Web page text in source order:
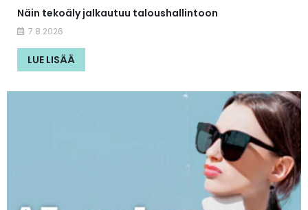
Näin tekoäly jalkautuu taloushallintoon
7.8.2026
LUE LISÄÄ